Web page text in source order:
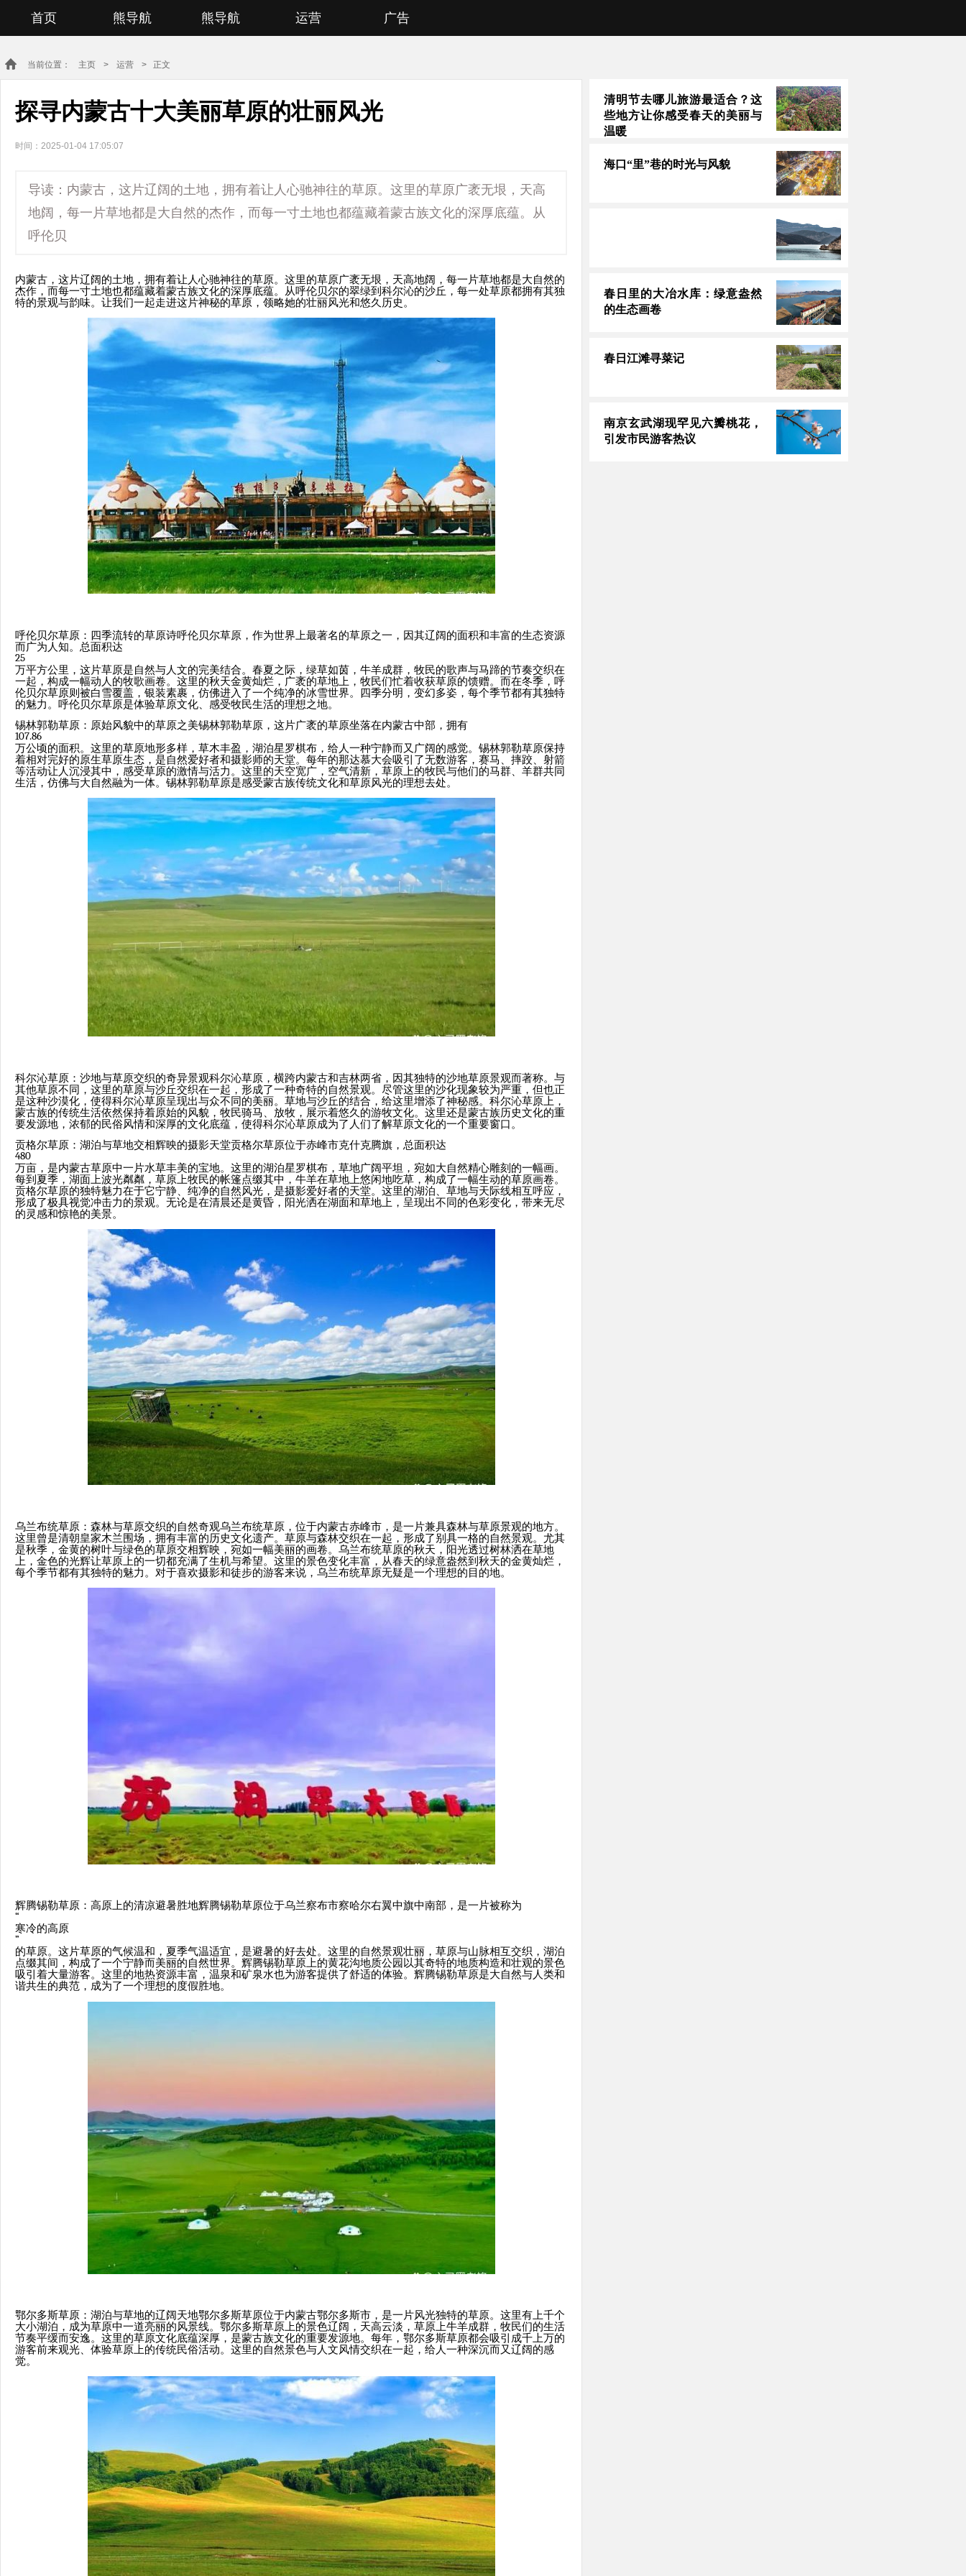
首页 熊导航 熊导航 运营 广告
当前位置： 主页 > 运营 > 正文
探寻内蒙古十大美丽草原的壮丽风光
时间：2025-01-04 17:05:07
导读：内蒙古，这片辽阔的土地，拥有着让人心驰神往的草原。这里的草原广袤无垠，天高
地阔，每一片草地都是大自然的杰作，而每一寸土地也都蕴藏着蒙古族文化的深厚底蕴。从
呼伦贝
内蒙古，这片辽阔的土地，拥有着让人心驰神往的草原。这里的草原广袤无垠，天高地阔，每一片草地都是大自然的
杰作，而每一寸土地也都蕴藏着蒙古族文化的深厚底蕴。从呼伦贝尔的翠绿到科尔沁的沙丘，每一处草原都拥有其独
特的景观与韵味。让我们一起走进这片神秘的草原，领略她的壮丽风光和悠久历史。
呼伦贝尔草原：四季流转的草原诗呼伦贝尔草原，作为世界上最著名的草原之一，因其辽阔的面积和丰富的生态资源
而广为人知。总面积达
25
万平方公里，这片草原是自然与人文的完美结合。春夏之际，绿草如茵，牛羊成群，牧民的歌声与马蹄的节奏交织在
一起，构成一幅动人的牧歌画卷。这里的秋天金黄灿烂，广袤的草地上，牧民们忙着收获草原的馈赠。而在冬季，呼
伦贝尔草原则被白雪覆盖，银装素裹，仿佛进入了一个纯净的冰雪世界。四季分明，变幻多姿，每个季节都有其独特
的魅力。呼伦贝尔草原是体验草原文化、感受牧民生活的理想之地。
锡林郭勒草原：原始风貌中的草原之美锡林郭勒草原，这片广袤的草原坐落在内蒙古中部，拥有
107.86
万公顷的面积。这里的草原地形多样，草木丰盈，湖泊星罗棋布，给人一种宁静而又广阔的感觉。锡林郭勒草原保持
着相对完好的原生草原生态，是自然爱好者和摄影师的天堂。每年的那达慕大会吸引了无数游客，赛马、摔跤、射箭
等活动让人沉浸其中，感受草原的激情与活力。这里的天空宽广，空气清新，草原上的牧民与他们的马群、羊群共同
生活，仿佛与大自然融为一体。锡林郭勒草原是感受蒙古族传统文化和草原风光的理想去处。
科尔沁草原：沙地与草原交织的奇异景观科尔沁草原，横跨内蒙古和吉林两省，因其独特的沙地草原景观而著称。与
其他草原不同，这里的草原与沙丘交织在一起，形成了一种奇特的自然景观。尽管这里的沙化现象较为严重，但也正
是这种沙漠化，使得科尔沁草原呈现出与众不同的美丽。草地与沙丘的结合，给这里增添了神秘感。科尔沁草原上，
蒙古族的传统生活依然保持着原始的风貌，牧民骑马、放牧，展示着悠久的游牧文化。这里还是蒙古族历史文化的重
要发源地，浓郁的民俗风情和深厚的文化底蕴，使得科尔沁草原成为了人们了解草原文化的一个重要窗口。
贡格尔草原：湖泊与草地交相辉映的摄影天堂贡格尔草原位于赤峰市克什克腾旗，总面积达
480
万亩，是内蒙古草原中一片水草丰美的宝地。这里的湖泊星罗棋布，草地广阔平坦，宛如大自然精心雕刻的一幅画。
每到夏季，湖面上波光粼粼，草原上牧民的帐篷点缀其中，牛羊在草地上悠闲地吃草，构成了一幅生动的草原画卷。
贡格尔草原的独特魅力在于它宁静、纯净的自然风光，是摄影爱好者的天堂。这里的湖泊、草地与天际线相互呼应，
形成了极具视觉冲击力的景观。无论是在清晨还是黄昏，阳光洒在湖面和草地上，呈现出不同的色彩变化，带来无尽
的灵感和惊艳的美景。
乌兰布统草原：森林与草原交织的自然奇观乌兰布统草原，位于内蒙古赤峰市，是一片兼具森林与草原景观的地方。
这里曾是清朝皇家木兰围场，拥有丰富的历史文化遗产。草原与森林交织在一起，形成了别具一格的自然景观。尤其
是秋季，金黄的树叶与绿色的草原交相辉映，宛如一幅美丽的画卷。乌兰布统草原的秋天，阳光透过树林洒在草地
上，金色的光辉让草原上的一切都充满了生机与希望。这里的景色变化丰富，从春天的绿意盎然到秋天的金黄灿烂，
每个季节都有其独特的魅力。对于喜欢摄影和徒步的游客来说，乌兰布统草原无疑是一个理想的目的地。
辉腾锡勒草原：高原上的清凉避暑胜地辉腾锡勒草原位于乌兰察布市察哈尔右翼中旗中南部，是一片被称为
“
寒冷的高原
”
的草原。这片草原的气候温和，夏季气温适宜，是避暑的好去处。这里的自然景观壮丽，草原与山脉相互交织，湖泊
点缀其间，构成了一个宁静而美丽的自然世界。辉腾锡勒草原上的黄花沟地质公园以其奇特的地质构造和壮观的景色
吸引着大量游客。这里的地热资源丰富，温泉和矿泉水也为游客提供了舒适的体验。辉腾锡勒草原是大自然与人类和
谐共生的典范，成为了一个理想的度假胜地。
鄂尔多斯草原：湖泊与草地的辽阔天地鄂尔多斯草原位于内蒙古鄂尔多斯市，是一片风光独特的草原。这里有上千个
大小湖泊，成为草原中一道亮丽的风景线。鄂尔多斯草原上的景色辽阔，天高云淡，草原上牛羊成群，牧民们的生活
节奏平缓而安逸。这里的草原文化底蕴深厚，是蒙古族文化的重要发源地。每年，鄂尔多斯草原都会吸引成千上万的
游客前来观光、体验草原上的传统民俗活动。这里的自然景色与人文风情交织在一起，给人一种深沉而又辽阔的感
觉。
清明节去哪儿旅游最适合？这
些地方让你感受春天的美丽与
温暖
海口“里”巷的时光与风貌
春日里的大冶水库：绿意盎然
的生态画卷
春日江滩寻菜记
南京玄武湖现罕见六瓣桃花，
引发市民游客热议